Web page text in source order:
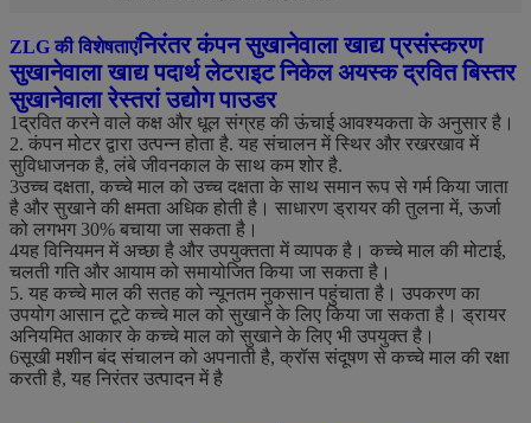
ZLG की विशेषताएंनिरंतर कंपन सुखानेवाला खाद्य प्रसंस्करण
सुखानेवाला खाद्य पदार्थ लेटराइट निकेल अयस्क द्रवित बिस्तर
सुखानेवाला रेस्तरां उद्योग पाउडर
1द्रवित करने वाले कक्ष और धूल संग्रह की ऊंचाई आवश्यकता के अनुसार है।
2. कंपन मोटर द्वारा उत्पन्न होता है. यह संचालन में स्थिर और रखरखाव में
सुविधाजनक है, लंबे जीवनकाल के साथ कम शोर है.
3उच्च दक्षता, कच्चे माल को उच्च दक्षता के साथ समान रूप से गर्म किया जाता
है और सुखाने की क्षमता अधिक होती है। साधारण ड्रायर की तुलना में, ऊर्जा
को लगभग 30% बचाया जा सकता है।
4यह विनियमन में अच्छा है और उपयुक्तता में व्यापक है। कच्चे माल की मोटाई,
चलती गति और आयाम को समायोजित किया जा सकता है।
5. यह कच्चे माल की सतह को न्यूनतम नुकसान पहुंचाता है। उपकरण का
उपयोग आसान टूटे कच्चे माल को सुखाने के लिए किया जा सकता है। ड्रायर
अनियमित आकार के कच्चे माल को सुखाने के लिए भी उपयुक्त है।
6सूखी मशीन बंद संचालन को अपनाती है, क्रॉस संदूषण से कच्चे माल की रक्षा
करती है, यह निरंतर उत्पादन में है